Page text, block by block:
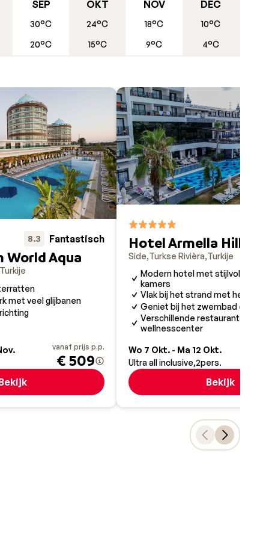
SEP
30°C
20°C
OKT
24°C
15°C
NOV
18°C
9°C
DEC
10°C
4°C
8.3 Fantastisch
World Aqua
Turkije
met veel glijbanen
vanaf prijs p.p.
€ 509
Hotel Armella Hill
Side Turkse Rivièra Turkije
Modern hotel met stijlvol
kamers
Vlak bij het strand met
Geniet bij het zwembad en
Verschillende restaurants, bars
wellnesscenter
Wo 7 Okt. - Ma 12 Okt.
Ultra all inclusive 2pers.
Bekijk